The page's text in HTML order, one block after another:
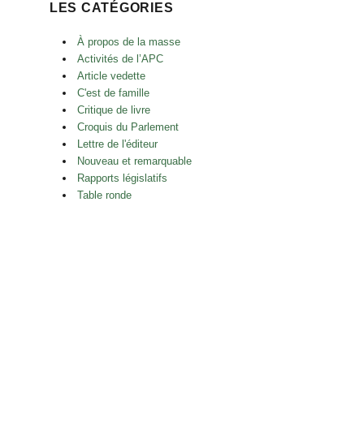
LES CATÉGORIES
À propos de la masse
Activités de l’APC
Article vedette
C'est de famille
Critique de livre
Croquis du Parlement
Lettre de l'éditeur
Nouveau et remarquable
Rapports législatifs
Table ronde